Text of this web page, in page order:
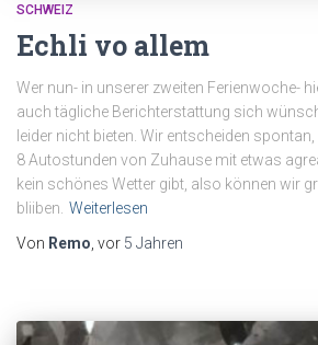
SCHWEIZ
Echli vo allem
Wer nun- in unserer zweiten Ferienwoche-
auch tägliche Berichterstattung sich
leider nicht bieten. Wir entscheiden
8 Autostunden von Zuhause mit etwas
kein schönes Wetter gibt, also können wir
bliiben. Weiterlesen
Von Remo , vor 5 Jahren